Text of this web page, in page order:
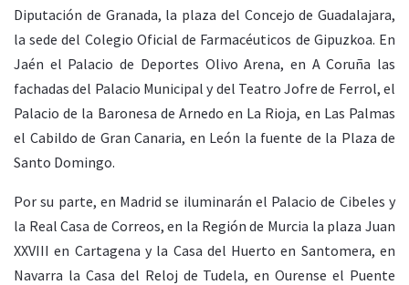
Diputación de Granada, la plaza del Concejo de Guadalajara,
la sede del Colegio Oficial de Farmacéuticos de Gipuzkoa. En
Jaén el Palacio de Deportes Olivo Arena, en A Coruña las
fachadas del Palacio Municipal y del Teatro Jofre de Ferrol, el
Palacio de la Baronesa de Arnedo en La Rioja, en Las Palmas
el Cabildo de Gran Canaria, en León la fuente de la Plaza de
Santo Domingo.
Por su parte, en Madrid se iluminarán el Palacio de Cibeles y
la Real Casa de Correos, en la Región de Murcia la plaza Juan
XXVIII en Cartagena y la Casa del Huerto en Santomera, en
Navarra la Casa del Reloj de Tudela, en Ourense el Puente